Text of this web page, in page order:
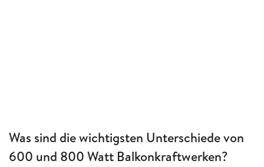
Was sind die wichtigsten Unterschiede von
600 und 800 Watt Balkonkraftwerken?